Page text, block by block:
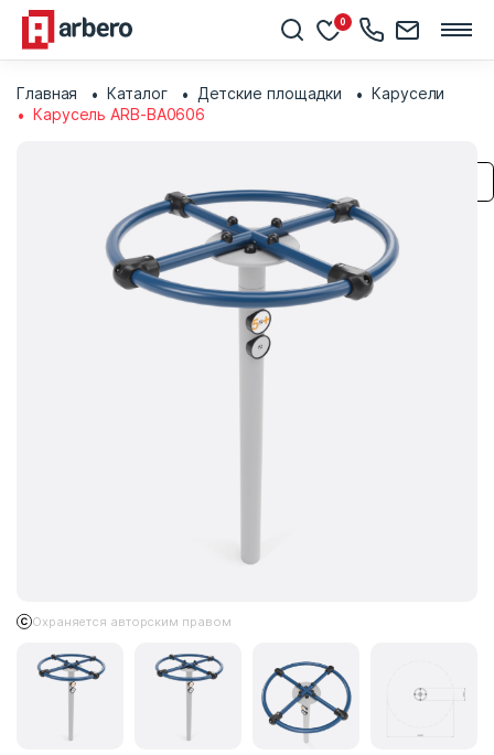
0
Главная Каталог Детские площадки
Карусели
Карусель ARB-BA0606
Охраняется авторским правом